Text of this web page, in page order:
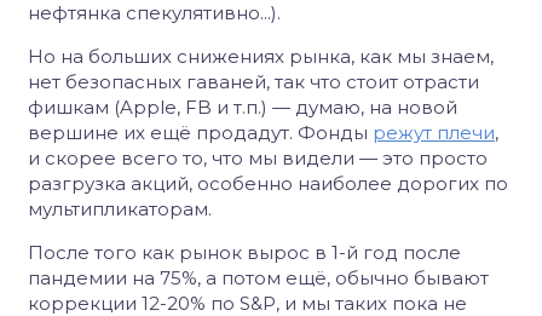
нефтянка спекулятивно...).
Но на больших снижениях рынка, как мы знаем,
нет безопасных гаваней, так что стоит отрасти
фишкам (Apple, FB и т.п.) — думаю, на новой
вершине их ещё продадут. Фонды режут плечи,
и скорее всего то, что мы видели — это просто
разгрузка акций, особенно наиболее дорогих по
мультипликаторам.
После того как рынок вырос в 1-й год после
пандемии на 75%, а потом ещё, обычно бывают
коррекции 12-20% по S&P, и мы таких пока не